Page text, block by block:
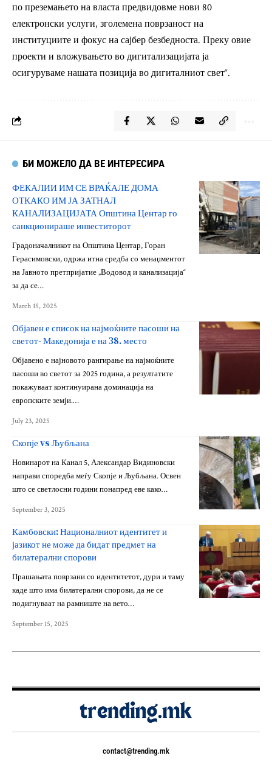
по преземањето на власта предвидовме нови 80
електронски услуги, зголемена поврзаност на
институциите и фокус на сајбер безбедноста. Преку овие
проекти и вложувањето во дигитализацијата ја
осигуруваме нашата позиција во дигиталниот свет“.
БИ МОЖЕЛО ДА ВЕ ИНТЕРЕСИРА
ФЕКАЛИИ ИМ СЕ ВРАЌАЛЕ ДОМА
ОТКАКО ИМ ЈА ЗАТНАЛ
КАНАЛИЗАЦИЈАТА Општина Центар го
санкционираше инвеститорот
Градоначалникот на Општина Центар, Горан
Герасимовски, одржа итна средба со менаџментот
на Јавното претпријатие „Водовод и канализација“
за да се…
March 15, 2025
Објавен е список на најмоќните пасоши на
светот- Македонија е на 38. место
Објавено е најновото рангирање на најмоќните
пасоши во светот за 2025 година, а резултатите
покажуваат континуирана доминација на
европските земји.…
July 23, 2025
Скопје vs Љубљана
Новинарот на Канал 5, Александар Видиновски
направи споредба меѓу Скопје и Љубљана. Освен
што се светлосни години понапред еве како…
September 3, 2025
Камбовски: Националниот идентитет и
јазикот не може да бидат предмет на
билатерални спорови
Прашањата поврзани со идентитетот, дури и таму
каде што има билатерални спорови, да не се
подигнуваат на рамниште на вето…
September 15, 2025
contact@trending.mk